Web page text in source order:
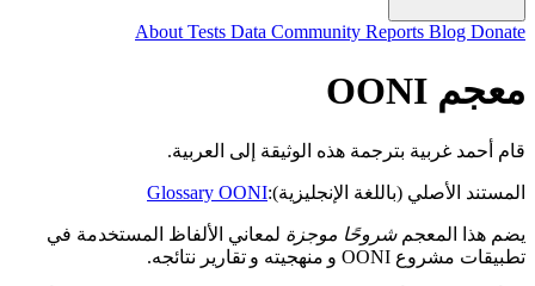
About Tests Data Community Reports Blog Donate
معجم OONI
قام أحمد غربية بترجمة هذه الوثيقة إلى العربية.
المستند الأصلي (باللغة الإنجليزية):Glossary OONI
يضم هذا المعجمشروحًا موجزة لمعاني الألفاظ المستخدمة في
تطبيقات مشروع OONI و منهجيته و تقارير نتائجه.